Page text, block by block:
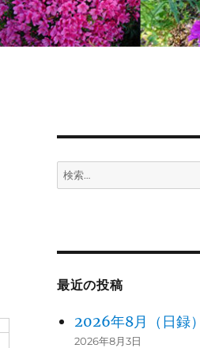
検
索:
最近の投稿
2026年8月（日録）
2026年8月3日